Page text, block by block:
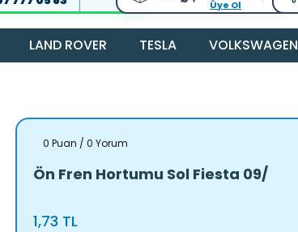
Üye Ol
LAND ROVER TESLA VOLKSWAGEN
0 Puan / 0 Yorum
Ön Fren Hortumu Sol Fiesta 09/
1,73 TL